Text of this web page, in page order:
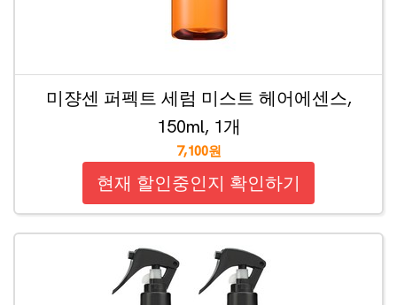
미쟝센 퍼펙트 세럼 미스트 헤어에센스,
150ml, 1개
7,100원
현재 할인중인지 확인하기